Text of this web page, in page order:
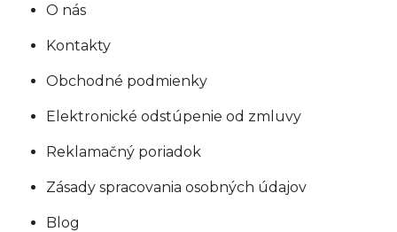
O nás
Kontakty
Obchodné podmienky
Elektronické odstúpenie od zmluvy
Reklamačný poriadok
Zásady spracovania osobných údajov
Blog